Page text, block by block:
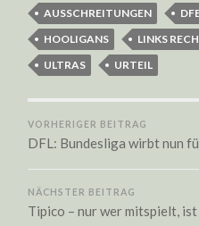
AUSSCHREITUNGEN
HOOLIGANS
LINKS
ULTRAS
URTEIL
VORHERIGER BEITRAG
DFL: Bundesliga wirbt nun
NÄCHSTER BEITRAG
Tipico – nur wer mitspielt,